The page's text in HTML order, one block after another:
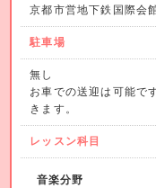
京都市営地下鉄国際会
駐車場
無し
お車での送迎は可能で
きます。
レッスン科目
音楽分野